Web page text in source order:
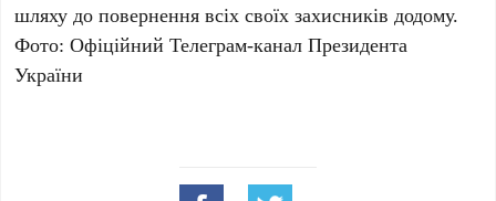
шляху до повернення всіх своїх захисників додому.
Фото: Офіційний Телеграм-канал Президента
України